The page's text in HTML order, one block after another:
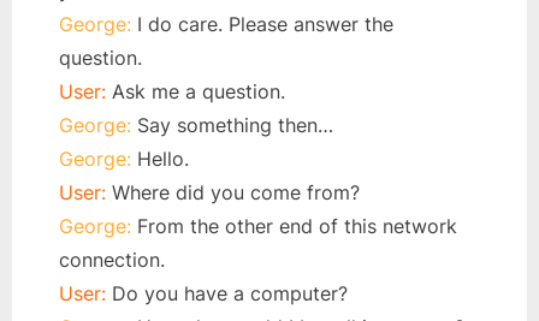
George: I do care. Please answer the
question.
User: Ask me a question.
George: Say something then…
George: Hello.
User: Where did you come from?
George: From the other end of this network
connection.
User: Do you have a computer?